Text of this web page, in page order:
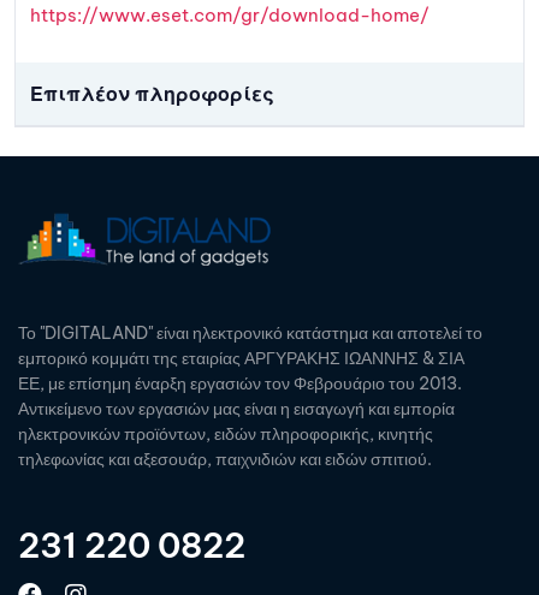
https://www.eset.com/gr/download-home/
Επιπλέον πληροφορίες
Το "DIGITALAND" είναι ηλεκτρονικό κατάστημα και αποτελεί το
εμπορικό κομμάτι της εταιρίας ΑΡΓΥΡΑΚΗΣ ΙΩΑΝΝΗΣ & ΣΙΑ
ΕΕ, με επίσημη έναρξη εργασιών τον Φεβρουάριο του 2013.
Αντικείμενο των εργασιών μας είναι η εισαγωγή και εμπορία
ηλεκτρονικών προϊόντων, ειδών πληροφορικής, κινητής
τηλεφωνίας και αξεσουάρ, παιχνιδιών και ειδών σπιτιού.
231 220 0822